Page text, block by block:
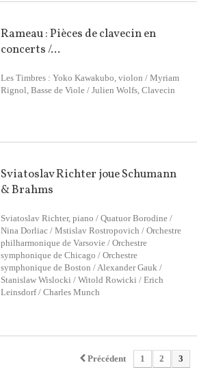
Rameau : Pièces de clavecin en
concerts /...
Les Timbres : Yoko Kawakubo, violon / Myriam
Rignol, Basse de Viole / Julien Wolfs, Clavecin
Sviatoslav Richter joue Schumann
& Brahms
Sviatoslav Richter, piano / Quatuor Borodine /
Nina Dorliac / Mstislav Rostropovich / Orchestre
philharmonique de Varsovie / Orchestre
symphonique de Chicago / Orchestre
symphonique de Boston / Alexander Gauk /
Stanislaw Wislocki / Witold Rowicki / Erich
Leinsdorf / Charles Munch
Précédent 1 2 3